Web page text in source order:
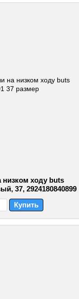
ходу buts
37, 2924180840899
Купить